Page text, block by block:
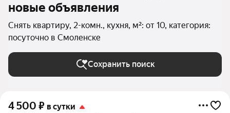
новые объявления
Снять квартиру, 2-комн., кухня, м²: от 10, категория:
посуточно в Смоленске
Сохранить поиск
4 500 ₽ в сутки